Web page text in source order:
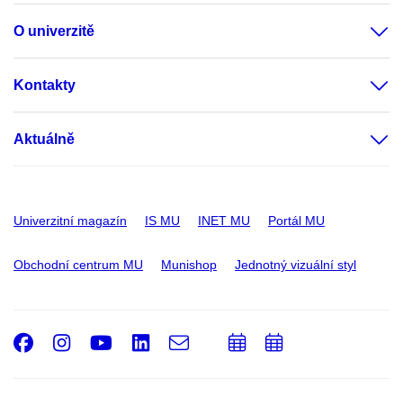
O univerzitě
Kontakty
Aktuálně
Univerzitní magazín IS MU INET MU Portál MU
Obchodní centrum MU Munishop Jednotný vizuální styl
Facebook
Instagram
Youtube
LinkedIn
e-
PřidatPřidat